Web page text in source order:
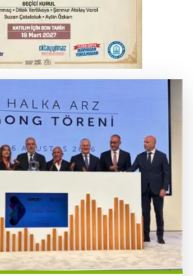
tavuk çiftliğinde yangın
kontrolden çıkan araç orta